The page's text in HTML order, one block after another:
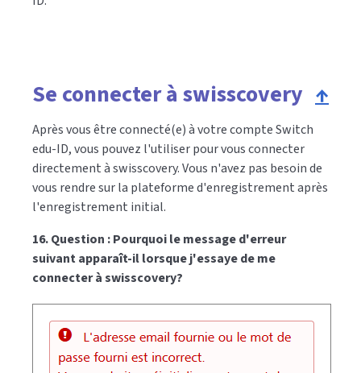
Se connecter à swisscovery ↑
Après vous être connecté(e) à votre compte Switch
edu-ID, vous pouvez l'utiliser pour vous connecter
directement à swisscovery. Vous n'avez pas besoin de
vous rendre sur la plateforme d'enregistrement après
l'enregistrement initial.
16. Question : Pourquoi le message d'erreur
suivant apparaît-il lorsque j'essaye de me
connecter à swisscovery?